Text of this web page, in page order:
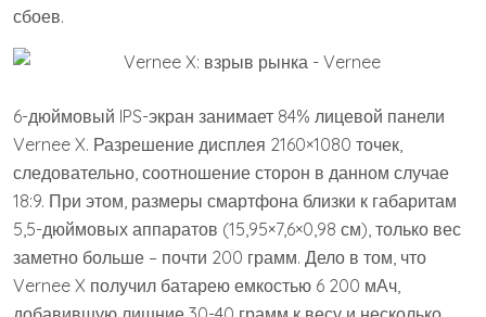
сбоев.
6-дюймовый IPS-экран занимает 84% лицевой панели
Vernee X. Разрешение дисплея 2160×1080 точек,
следовательно, соотношение сторон в данном случае
18:9. При этом, размеры смартфона близки к габаритам
5,5-дюймовых аппаратов (15,95×7,6×0,98 см), только вес
заметно больше – почти 200 грамм. Дело в том, что
Vernee X получил батарею емкостью 6 200 мАч,